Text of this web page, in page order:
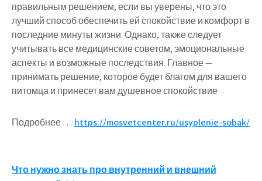
правильным решением, если вы уверены, что это
лучший способ обеспечить ей спокойствие и комфорт в
последние минуты жизни. Однако, также следует
учитывать все медицинские советом, эмоциональные
аспекты и возможные последствия. Главное —
принимать решение, которое будет благом для вашего
питомца и принесет вам душевное спокойствие
Подробнее … https://mosvetcenter.ru/usyplenie-sobak/
Навигация
Что нужно знать про внутренний и внешний